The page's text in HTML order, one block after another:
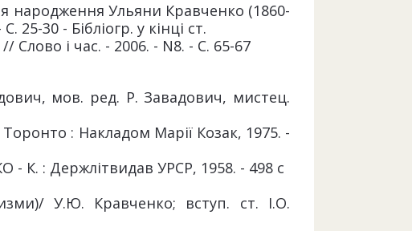
народження Ульяни Кравченко (1860-
30 - Бібліогр. у кінці ст.
Слово і час. - 2006. - N8. - С. 65-67
мов. ред. Р. Завадович, мистец.
: Накладом Марії Козак, 1975. -
: Держлітвидав УРСР, 1958. - 498 c
У.Ю. Кравченко; вступ. ст. І.О.